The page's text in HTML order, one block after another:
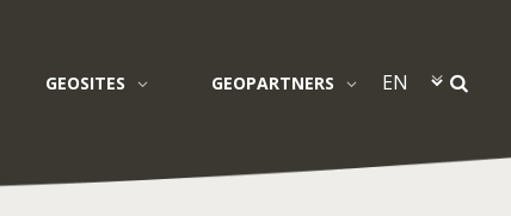
GEOSITES GEOPARTNERS